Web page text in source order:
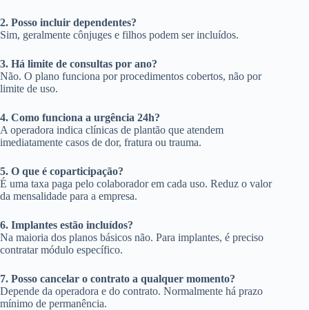
2. Posso incluir dependentes?
Sim, geralmente cônjuges e filhos podem ser incluídos.
3. Há limite de consultas por ano?
Não. O plano funciona por procedimentos cobertos, não por
limite de uso.
4. Como funciona a urgência 24h?
A operadora indica clínicas de plantão que atendem
imediatamente casos de dor, fratura ou trauma.
5. O que é coparticipação?
É uma taxa paga pelo colaborador em cada uso. Reduz o valor
da mensalidade para a empresa.
6. Implantes estão incluídos?
Na maioria dos planos básicos não. Para implantes, é preciso
contratar módulo específico.
7. Posso cancelar o contrato a qualquer momento?
Depende da operadora e do contrato. Normalmente há prazo
mínimo de permanência.